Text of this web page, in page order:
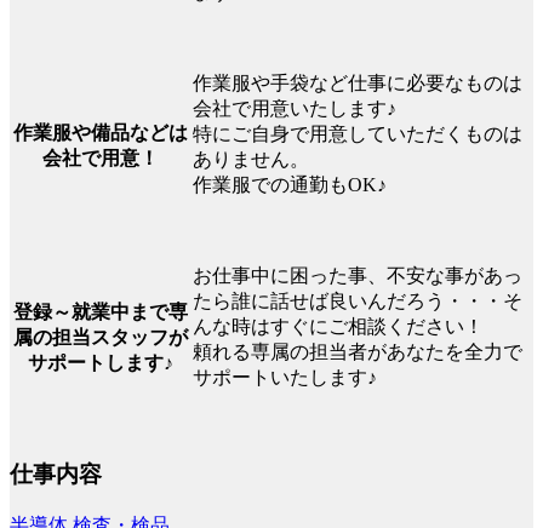
作業服や備品などは
会社で用意！
作業服や手袋など仕事に必要なものは
会社で用意いたします♪
特にご自身で用意していただくものは
ありません。
作業服での通勤もOK♪
登録～就業中まで専
属の担当スタッフが
サポートします♪
お仕事中に困った事、不安な事があっ
たら誰に話せば良いんだろう・・・そ
んな時はすぐにご相談ください！
頼れる専属の担当者があなたを全力で
サポートいたします♪
仕事内容